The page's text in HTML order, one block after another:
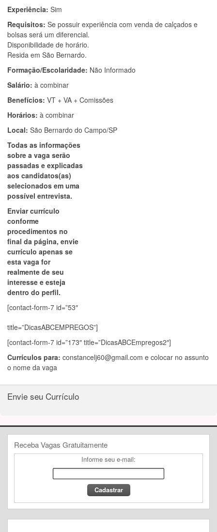
Experiência: Sim
Requisitos: Se possuir experiência com venda de calçados e
bolsas será um diferencial.
Disponibilidade de horário.
Resida em São Bernardo.
Formação/Escolaridade: Não Informado
Salário: à combinar
Benefícios: VT + VA + Comissões
Horários: à combinar
Local: São Bernardo do Campo/SP
Todas as informações
sobre a vaga serão
passadas e explicadas
aos candidatos(as)
selecionados em uma
possível entrevista.
Enviar currículo
conforme
procedimentos no
final da página, envie
currículo apenas se
esta vaga for
realmente de seu
interesse e esteja
dentro do perfil.
[contact-form-7 id=”53″
title=”DicasABCEMPREGOS”]
[contact-form-7 id=”173″ title=”DicasABCEmpregos2″]
Currículos para: constancelj60@gmail.com e colocar no assunto
o nome da vaga
Envie seu Currículo
Receba Vagas Gratuitamente
Informe seu e-mail: